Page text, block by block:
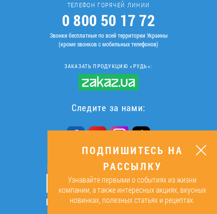
ТЕЛЕФОН ГОРЯЧЕЙ ЛИНИИ
0 800 50 17 72
Звонки бесплатные по всей территории Украины
(кроме звонков с мобильных телефонов)
ЗАКАЗАТЬ ПРОДУКЦИЮ «РУДЬ»:
Следите за нами:
ПОДПИШИТЕСЬ НА РАССЫЛКУ
ОК
Подписываясь, я даю согласие на
ПОДПИШИТЕСЬ НА
РАССЫЛКУ
Узнавайте первыми о событиях из жизни
компании, а также интересных акциях, вкусных
новинках, полезных статьях и рецептах.